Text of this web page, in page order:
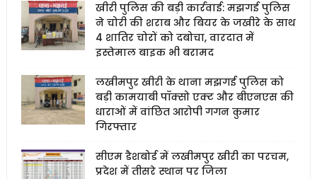
खीरी पुलिस की बड़ी कार्रवाई: मझगई पुलिस
ने चोरी की शराब और बियर के जखीरे के साथ
4 शातिर चोरों को दबोचा, वारदात में
इस्तेमाल बाइक भी बरामद
लखीमपुर खीरी के थाना मझगई पुलिस को
बड़ी कामयाबी पॉक्सो एक्ट और बीएनएस की
धाराओं में वांछित आरोपी गगन कुमार
गिरफ्तार
सीएम डैशबोर्ड में लखीमपुर खीरी का परचम,
प्रदेश में तीसरे स्थान पर जिला